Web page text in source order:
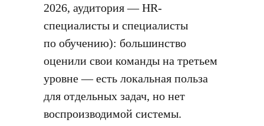
2026, аудитория — HR-
специалисты и специалисты
по обучению): большинство
оценили свои команды на третьем
уровне — есть локальная польза
для отдельных задач, но нет
воспроизводимой системы.